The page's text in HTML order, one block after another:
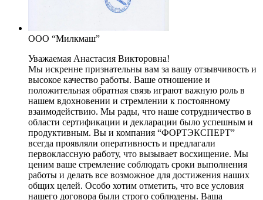
ООО “Милкмаш”
Уважаемая Анастасия Викторовна!
Мы искренне признательны вам за вашу отзывчивость и
высокое качество работы. Ваше отношение и
положительная обратная связь играют важную роль в
нашем вдохновении и стремлении к постоянному
взаимодействию. Мы рады, что наше сотрудничество в
области сертификации и декларации было успешным и
продуктивным. Вы и компания “ФОРТЭКСПЕРТ”
всегда проявляли оперативность и предлагали
первоклассную работу, что вызывает восхищение. Мы
ценим ваше стремление соблюдать сроки выполнения
работы и делать все возможное для достижения наших
общих целей. Особо хотим отметить, что все условия
нашего договора были строго соблюдены. Ваша